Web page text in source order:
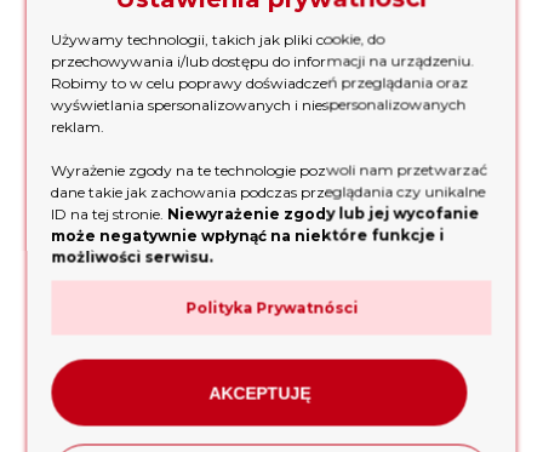
Dane Techniczne Statywu
MINIMALNA WYSOKOŚĆ od ok. 0.62 m
Czujnik laserowy RD800 Digital –
precyzyjne pomiary dla laserów
krzyżowych i obrotowych
Dane Techniczne
Używamy technologii, takich jak pliki cookie, do
przechowywania i/lub dostępu do informacji na urządzeniu.
Robimy to w celu poprawy doświadczeń przeglądania oraz
wyświetlania spersonalizowanych i niespersonalizowanych
reklam.
Wyrażenie zgody na te technologie pozwoli nam przetwarzać
dane takie jak zachowania podczas przeglądania czy unikalne
ID na tej stronie. Niewyrażenie zgody lub jej wycofanie
może negatywnie wpłynąć na niektóre funkcje i
możliwości serwisu.
Polityka Prywatnósci
AKCEPTUJĘ